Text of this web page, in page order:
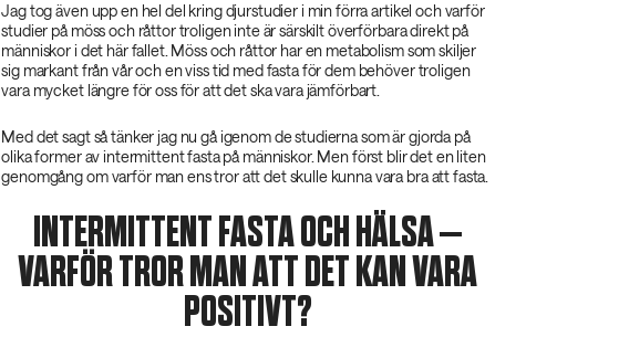
Jag tog även upp en hel del kring djurstudier i min förra artikel och varför
studier på möss och råttor troligen inte är särskilt överförbara direkt på
människor i det här fallet. Möss och råttor har en metabolism som skiljer
sig markant från vår och en viss tid med fasta för dem behöver troligen
vara mycket längre för oss för att det ska vara jämförbart.
Med det sagt så tänker jag nu gå igenom de studierna som är gjorda på
olika former av intermittent fasta på människor. Men först blir det en liten
genomgång om varför man ens tror att det skulle kunna vara bra att fasta.
INTERMITTENT FASTA OCH HÄLSA –
VARFÖR TROR MAN ATT DET KAN VARA
POSITIVT?